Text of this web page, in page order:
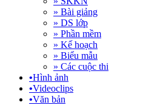
» Bài giảng
» DS lớp
» Phần mềm
» Kế hoạch
» Biểu mẫu
» Các cuộc thi
•Hình ảnh
•Videoclips
•Văn bản